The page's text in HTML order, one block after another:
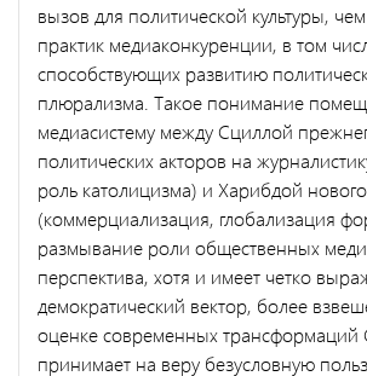
вызов для политической культуры,
практик медиаконкуренции, в том
способствующих развитию
плюрализма. Такое понимание
медиасистему между Сциллой
политических акторов на
роль католицизма) и Харибдой нового
(коммерциализация, глобализация
размывание роли общественных
перспектива, хотя и имеет четко
демократический вектор, более
оценке современных
принимает на веру безусловную